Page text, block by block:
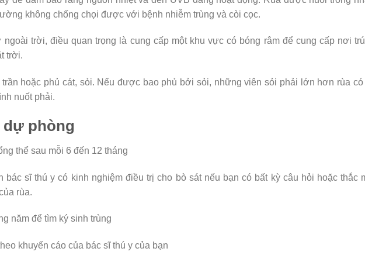
không chống chọi được với bệnh nhiễm trùng và còi cọc.
trời, điều quan trọng là cung cấp một khu vực có bóng râm để cung cấp nơi
trời.
hoặc phủ cát, sỏi. Nếu được bao phủ bởi sỏi, những viên sỏi phải lớn hơn rùa có
nuốt phải.
dự phòng
thể sau mỗi 6 đến 12 tháng
​​bác sĩ thú y có kinh nghiệm điều trị cho bò sát nếu bạn có bất kỳ câu hỏi hoặc thắc
rùa.
năm để tìm ký sinh trùng
khuyến cáo của bác sĩ thú y của bạn